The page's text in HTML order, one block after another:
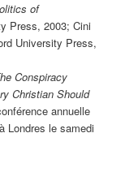
of
Press, 2003; Cini
University Press,
Conspiracy
Christian Should
annuelle
Londres le samedi